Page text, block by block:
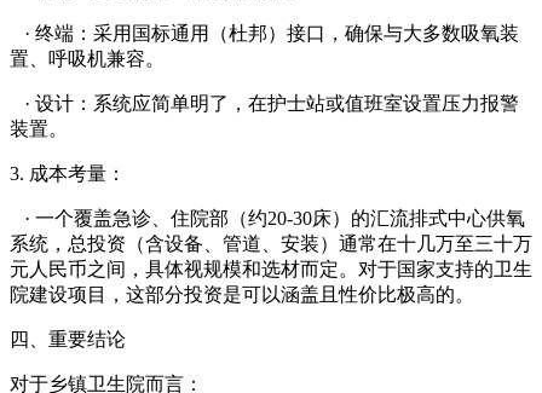
· 终端：采用国标通用（杜邦）接口，确保与大多数吸氧装
置、呼吸机兼容。
· 设计：系统应简单明了，在护士站或值班室设置压力报警
装置。
3. 成本考量：
· 一个覆盖急诊、住院部（约20-30床）的汇流排式中心供氧
系统，总投资（含设备、管道、安装）通常在十几万至三十万
元人民币之间，具体视规模和选材而定。对于国家支持的卫生
院建设项目，这部分投资是可以涵盖且性价比极高的。
四、重要结论
对于乡镇卫生院而言：